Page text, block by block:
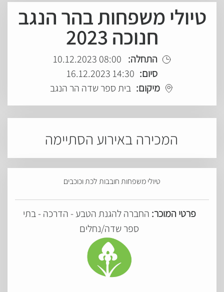
טיולי משפחות בהר הנגב
חנוכה 2023
התחלה: 08:00 10.12.2023
סיום: 14:30 16.12.2023
מיקום: בית ספר שדה הר הנגב
המכירה באירוע הסתיימה
טיולי משפחות חובבות לכת וכוכבים
פרטי המוכר: החברה להגנת הטבע - הדרכה - בתי
ספר שדה/נחלים